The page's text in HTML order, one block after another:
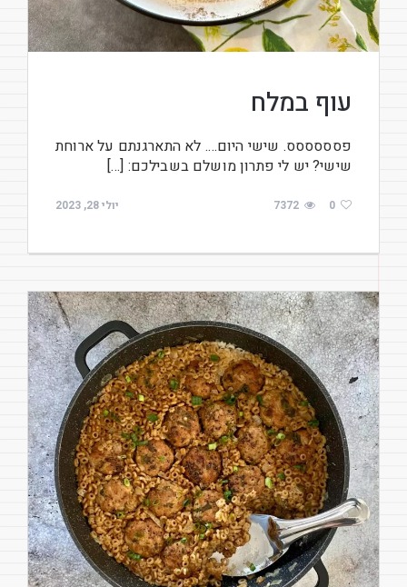
עוף במלח
פסססססס. שישי היום…. לא התארגנתם על ארוחת
שישי? יש לי פתרון מושלם בשבילכם: […]
יולי 28, 2023 7372 0